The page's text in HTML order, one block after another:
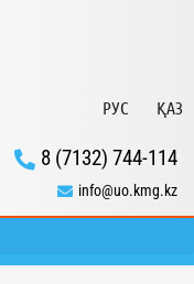
РУС ҚАЗ
8 (7132) 744-114
info@uo.kmg.kz